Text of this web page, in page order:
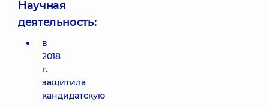
Научная
деятельность:
в
2018
г.
защитила
кандидатскую